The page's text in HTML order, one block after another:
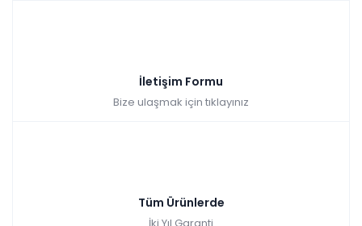
İletişim Formu
Bize ulaşmak için tıklayınız
Tüm Ürünlerde
İki Yıl Garanti